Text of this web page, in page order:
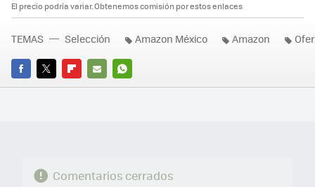
El precio podría variar. Obtenemos comisión por estos enlaces
FACEBOOK
TWITTERFLIPBOARD
E-
WHATSAPP
TEMAS Selección Amazon México Amazon
Comentarios cerrados